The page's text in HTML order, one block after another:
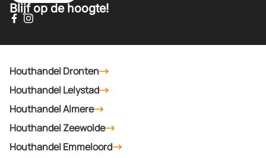
Blijf op de hoogte!
Houthandel Dronten
Houthandel Lelystad
Houthandel Almere
Houthandel Zeewolde
Houthandel Emmeloord